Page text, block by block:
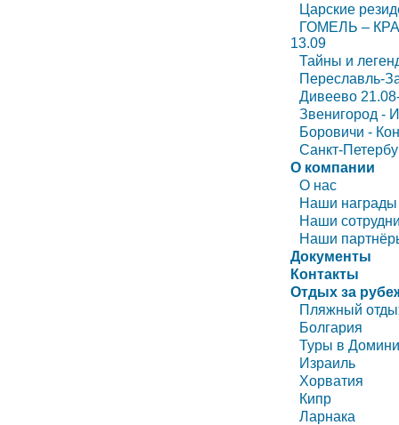
Царские
ГОМЕЛЬ –
13.09
Тайны и
Переславль-
Дивеево
Звенигород -
Боровичи -
Санкт-
О компании
О нас
Наши награды
Наши
Наши
Документы
Контакты
Отдых за
Пляжный
Болгария
Туры в
Израиль
Хорватия
Кипр
Ларнака